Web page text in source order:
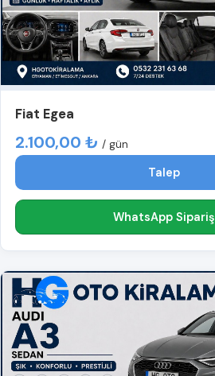
Fiat Egea
2.100,00 ₺ / gün
Talep
WhatsApp Sipariş